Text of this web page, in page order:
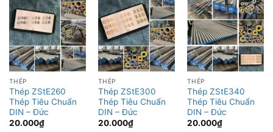
THÉP
Thép ZStE260
Thép Tiêu Chuẩn
DIN – Đức
20.000₫
THÉP
Thép ZStE300
Thép Tiêu Chuẩn
DIN – Đức
20.000₫
THÉP
Thép ZStE340
Thép Tiêu Chuẩn
DIN – Đức
20.000₫